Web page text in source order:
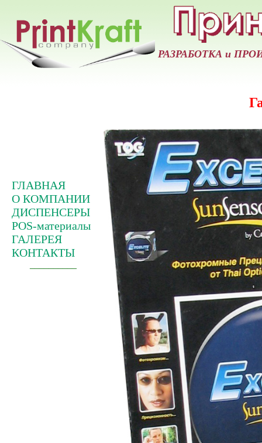
ГЛАВНАЯ
О КОМПАНИИ
ДИСПЕНСЕРЫ
POS-материалы
ГАЛЕРЕЯ
КОНТАКТЫ
РАЗРАБОТКА и